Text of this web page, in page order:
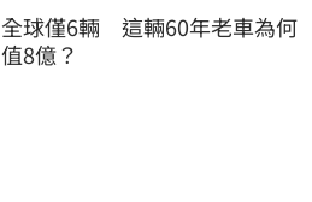
全球僅6輛　這輛60年老車為何
值8億？